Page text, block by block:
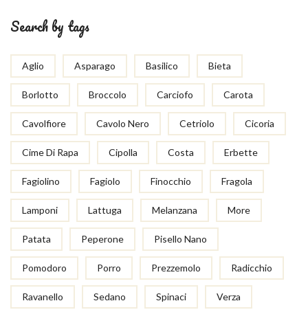
Search by tags
Aglio Asparago Basilico Bieta
Borlotto Broccolo Carciofo Carota
Cavolfiore Cavolo Nero Cetriolo Cicoria
Cime Di Rapa Cipolla Costa Erbette
Fagiolino Fagiolo Finocchio Fragola
Lamponi Lattuga Melanzana More
Patata Peperone Pisello Nano
Pomodoro Porro Prezzemolo Radicchio
Ravanello Sedano Spinaci Verza